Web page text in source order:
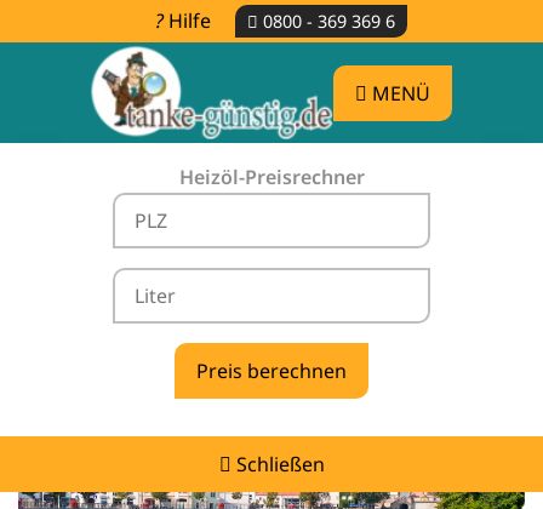
Hilfe 0800 - 369 369 6
MENÜ
Heizöl-Preisrechner
Schließen
Heizölpreise Gerolsbach -
vergleichen & günstig tanken